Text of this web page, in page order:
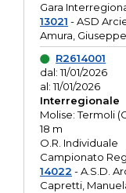
Gara
13021 - ASD
Amura, Giuseppe
R2614001
dal: 11/01/2026
al: 11/01/2026
Interregionale
Molise: Termoli
18 m
O.R. Individuale
Campionato
14022 - A.S.D.
Capretti,